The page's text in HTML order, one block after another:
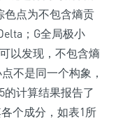
色点为不包含熵贡
；G全局极小
以发现，不包含熵
不是同一个构象，
计算结果报告了
个成分，如表1所